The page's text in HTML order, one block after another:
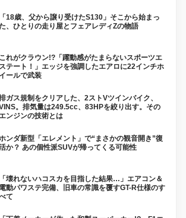
「18歳、父から譲り受けたS130」そこから始まっ
、ひとりの走り屋とフェアレディZの物語
これがクラウン!?「躍動感がたまらないスポーツエ
ステート！」エッジを強調したエアロに22インチホ
イールで武装
ガス規制をクリアした、2ストVツインバイク、
。排気量は249.5cc、83HPを絞り出す。その
エンジンの技術とは
ンダ新型「エレメント」で“まさかの観音開き”復
か？ あの個性派SUVが帰ってくる可能性
「壊れないハコスカを目指した結果…」エアコン＆
電動パワステ完備、旧車の常識を覆すGT-R仕様のす
て